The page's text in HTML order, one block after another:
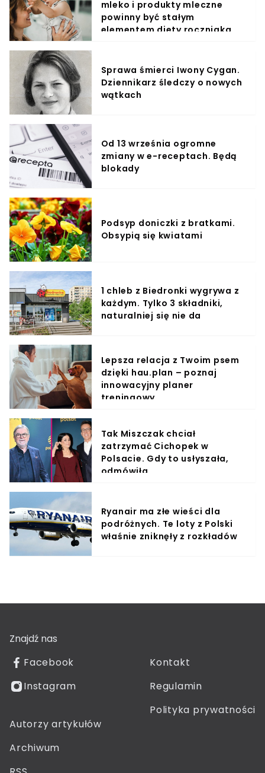
mleko i produkty mleczne
powinny być stałym
elementem diety roczniaka
Sprawa śmierci Iwony Cygan.
Dziennikarz śledczy o nowych
wątkach
Od 13 września ogromne
zmiany w e-receptach. Będą
blokady
Podsyp doniczki z bratkami.
Obsypią się kwiatami
1 chleb z Biedronki wygrywa z
każdym. Tylko 3 składniki,
naturalniej się nie da
Lepsza relacja z Twoim psem
dzięki hau.plan – poznaj
innowacyjny planer
treningowy
Tak Miszczak chciał
zatrzymać Cichopek w
Polsacie. Gdy to usłyszała,
odmówiła
Ryanair ma złe wieści dla
podróżnych. Te loty z Polski
właśnie zniknęły z rozkładów
Znajdź nas
Facebook
Instagram
Kontakt
Regulamin
Polityka prywatności
Autorzy artykułów
Archiwum